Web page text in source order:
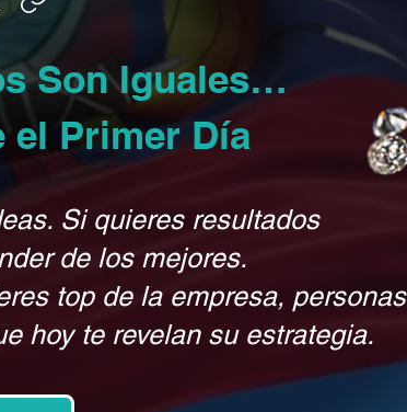
Son Iguales…
el Primer Día
Si quieres resultados
de los mejores.
top de la empresa, personas
hoy te revelan su estrategia.